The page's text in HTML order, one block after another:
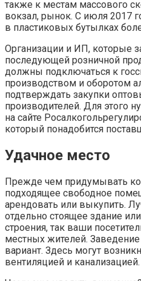
также к местам массового
вокзал, рынок. С июля 2017
в пластиковых бутылках
Организации и ИП, которые
последующей розничной
должны подключаться к
производством и оборотом
подтверждать закупки
производителей. Для этого
на сайте
который понадобится
Удачное место
Прежде чем придумывать
подходящее свободное
арендовать или выкупить.
отдельно стоящее здание
строения, так ваши
местных жителей.
вариант. Здесь могут
вентиляцией и канализацией.